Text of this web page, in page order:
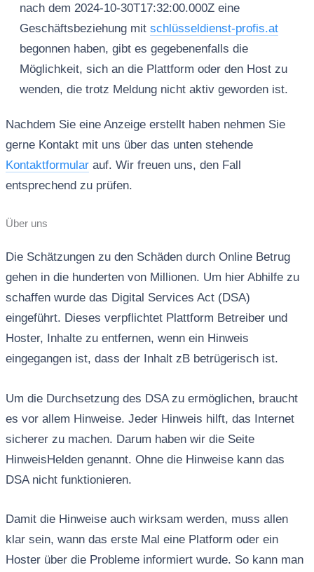
nach dem 2024-10-30T17:32:00.000Z eine
Geschäftsbeziehung mit schlüsseldienst-profis.at
begonnen haben, gibt es gegebenenfalls die
Möglichkeit, sich an die Plattform oder den Host zu
wenden, die trotz Meldung nicht aktiv geworden ist.
Nachdem Sie eine Anzeige erstellt haben nehmen Sie
gerne Kontakt mit uns über das unten stehende
Kontaktformularauf. Wir freuen uns, den Fall
entsprechend zu prüfen.
Über uns
Die Schätzungen zu den Schäden durch Online Betrug
gehen in die hunderten von Millionen. Um hier Abhilfe zu
schaffen wurde das Digital Services Act (DSA)
eingeführt. Dieses verpflichtet Plattform Betreiber und
Hoster, Inhalte zu entfernen, wenn ein Hinweis
eingegangen ist, dass der Inhalt zB betrügerisch ist.
Um die Durchsetzung des DSA zu ermöglichen, braucht
es vor allem Hinweise. Jeder Hinweis hilft, das Internet
sicherer zu machen. Darum haben wir die Seite
HinweisHelden genannt. Ohne die Hinweise kann das
DSA nicht funktionieren.
Damit die Hinweise auch wirksam werden, muss allen
klar sein, wann das erste Mal eine Platform oder ein
Hoster über die Probleme informiert wurde. So kann man